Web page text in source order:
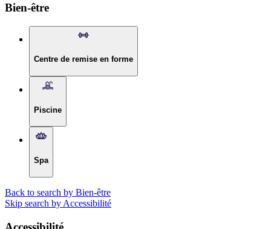
Bien-être
Centre de remise en forme
Piscine
Spa
Back to search by Bien-être
Skip search by Accessibilité